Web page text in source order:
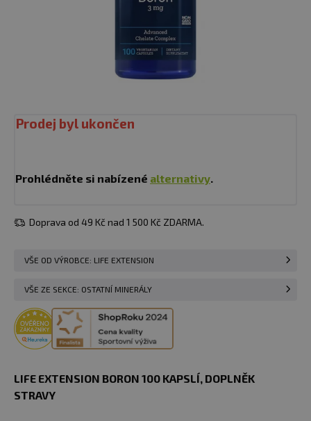
Prodej byl ukončen
Prohlédněte si nabízené alternativy.
Doprava od 49 Kč nad 1 500 Kč ZDARMA.
VŠE OD VÝROBCE: LIFE EXTENSION
VŠE ZE SEKCE: OSTATNÍ MINERÁLY
LIFE EXTENSION BORON 100 KAPSLÍ​, DOPLNĚK
STRAVY